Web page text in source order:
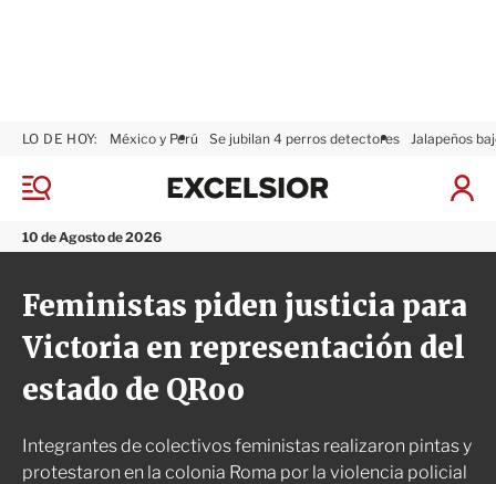
M
n
ú
10 de Agosto de 2026
LO DE HOY: México y Perú Se jubilan 4 perros detectores Jalapeños
I
a
r
e
n
x
l
i
o
r
Feministas piden justicia para
Victoria en representación del
estado de QRoo
Integrantes de colectivos feministas realizaron pintas y
protestaron en la colonia Roma por la violencia policial